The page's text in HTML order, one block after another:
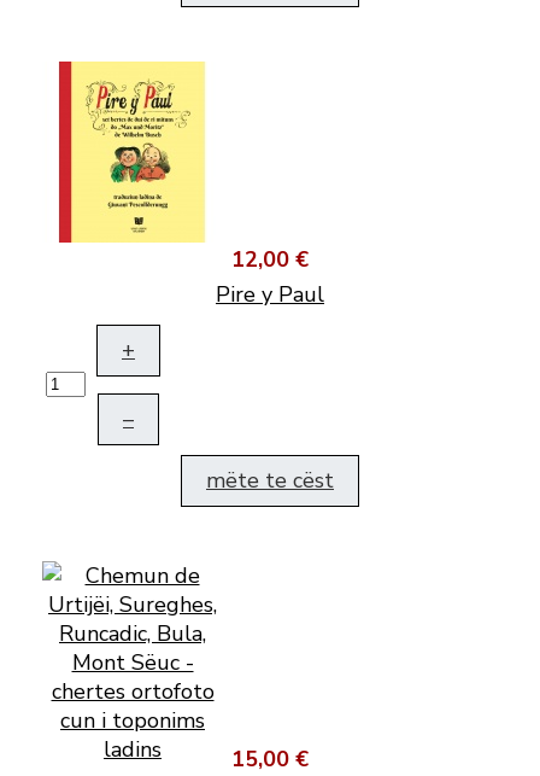
12,00 €
Pire y Paul
+
–
mëte te cëst
15,00 €